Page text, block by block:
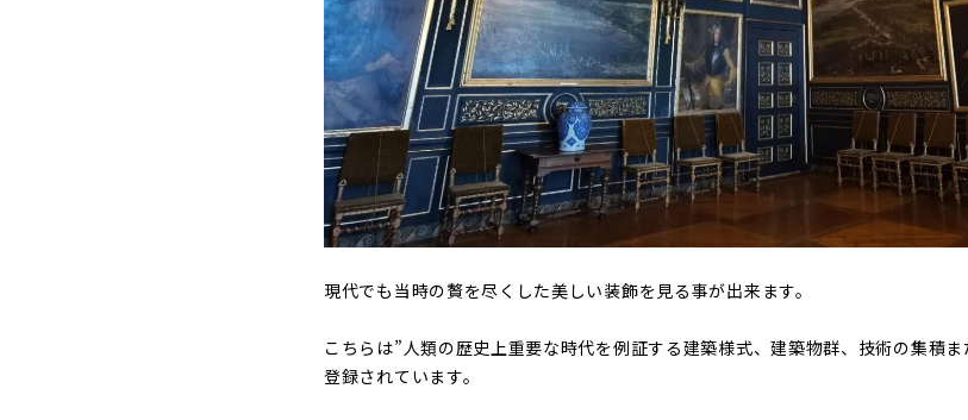
現代でも当時の贅を尽くした美しい装飾を見る事が出来ます。
こちらは”人類の歴史上重要な時代を例証する建築様式、建築物群、技術の集積
登録されています。